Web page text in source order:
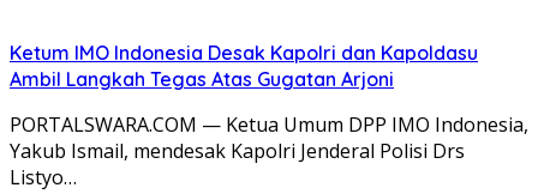
Ketum IMO Indonesia Desak Kapolri dan Kapoldasu
Ambil Langkah Tegas Atas Gugatan Arjoni
PORTALSWARA.COM — Ketua Umum DPP IMO Indonesia,
Yakub Ismail, mendesak Kapolri Jenderal Polisi Drs
Listyo…